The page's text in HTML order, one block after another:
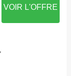
VOIR L'OFFRE